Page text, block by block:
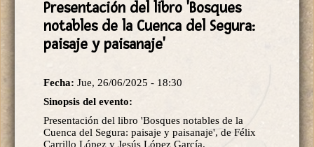
Presentación del libro 'Bosques
notables de la Cuenca del Segura:
paisaje y paisanaje'
Fecha: Jue, 26/06/2025 - 18:30
Sinopsis del evento:
Presentación del libro 'Bosques notables de la
Cuenca del Segura: paisaje y paisanaje', de Félix
Carrillo López y Jesús López García.